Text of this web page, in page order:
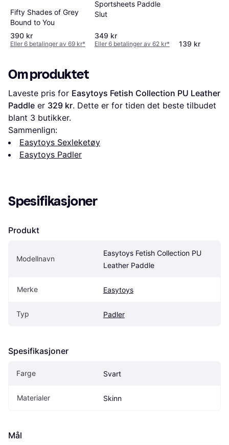
Fifty Shades of Grey
Bound to You
390 kr
Eller 6 betalinger av 69 kr*
Sportsheets Paddle
Slut
349 kr
Eller 6 betalinger av 62 kr* 139 kr
Om produktet
Laveste pris for Easytoys Fetish Collection PU Leather
Paddle er 329 kr. Dette er for tiden det beste tilbudet
blant 3 butikker.
Sammenlign:
Easytoys Sexleketøy
Easytoys Padler
Spesifikasjoner
Produkt
Modellnavn
Easytoys Fetish Collection PU
Leather Paddle
Merke Easytoys
Typ Padler
Spesifikasjoner
Farge Svart
Materialer Skinn
Mål